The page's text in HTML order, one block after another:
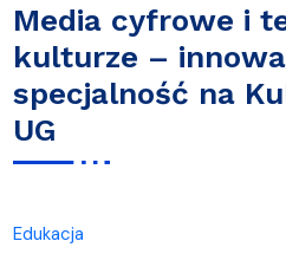
Media cyfrowe i
kulturze –
specjalność na
UG
Edukacja